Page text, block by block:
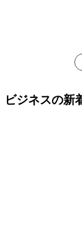
ビジネスの新